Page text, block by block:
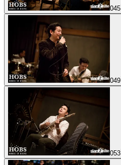
045
049
053